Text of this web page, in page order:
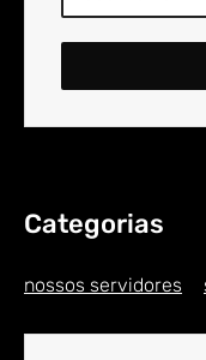
Categorias
nossos servidores